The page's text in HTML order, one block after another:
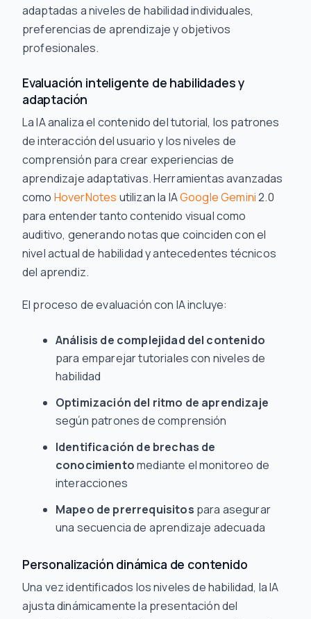
adaptadas a niveles de habilidad individuales,
preferencias de aprendizaje y objetivos
profesionales.
Evaluación inteligente de habilidades y
adaptación
La IA analiza el contenido del tutorial, los patrones
de interacción del usuario y los niveles de
comprensión para crear experiencias de
aprendizaje adaptativas. Herramientas avanzadas
como HoverNotes utilizan la IAGoogle Gemini2.0
para entender tanto contenido visual como
auditivo, generando notas que coinciden con el
nivel actual de habilidad y antecedentes técnicos
del aprendiz.
El proceso de evaluación con IA incluye:
Análisis de complejidad del contenido
para emparejar tutoriales con niveles de
habilidad
Optimización del ritmo de aprendizaje
según patrones de comprensión
Identificación de brechas de
conocimientomediante el monitoreo de
interacciones
Mapeo de prerrequisitos para asegurar
una secuencia de aprendizaje adecuada
Personalización dinámica de contenido
Una vez identificados los niveles de habilidad, la IA
ajusta dinámicamente la presentación del